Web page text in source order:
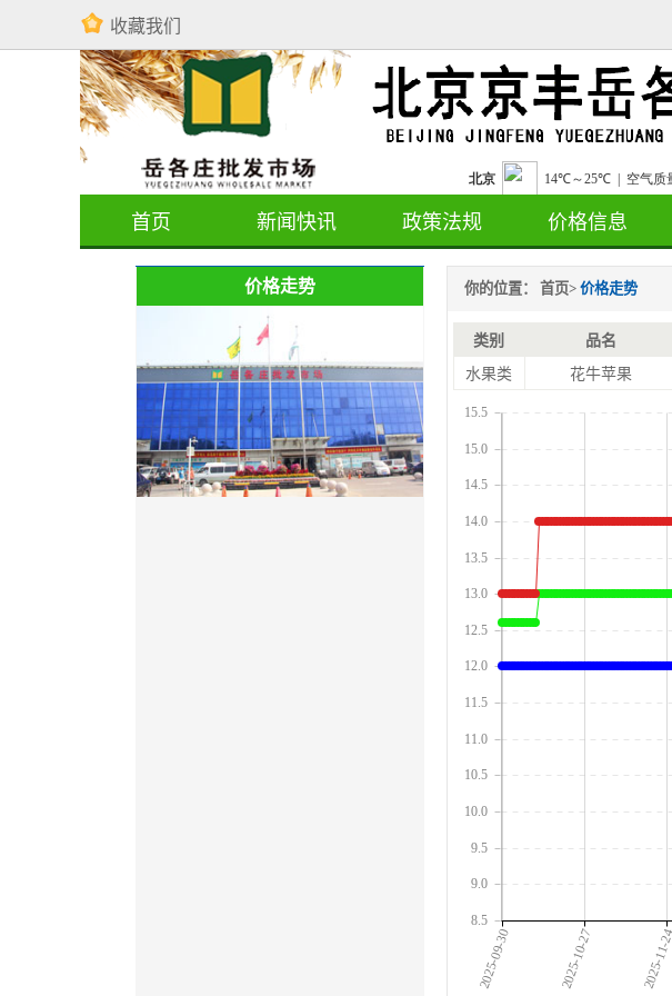
收藏我们
首页 新闻快讯 政策法规 价格信息
价格走势 你的位置： 首页> 价格走势
类别 品名
水果类
花牛苹果
2025-09-30 2025-10-27 2025-11-24
8.5
9.0
9.5
10.0
10.5
11.0
11.5
12.0
12.5
13.0
13.5
14.0
14.5
15.0
15.5